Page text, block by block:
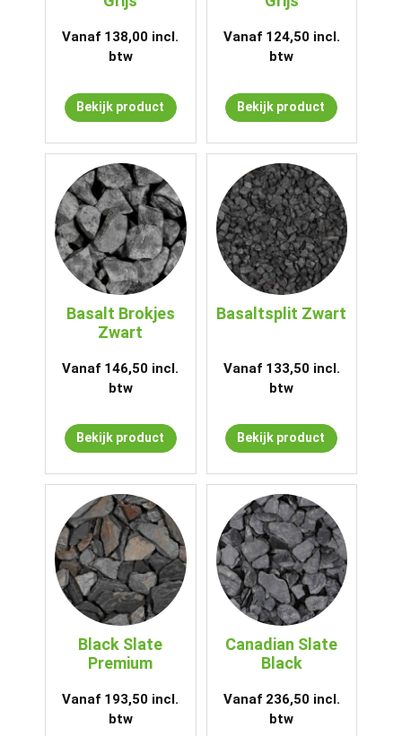
Vanaf 138,00 incl.
btw
Bekijk product
Vanaf 124,50incl.
btw
Bekijk product
Basalt Brokjes
Zwart
Vanaf 146,50 incl.
btw
Bekijk product
Basaltsplit Zwart
Vanaf 133,50incl.
btw
Bekijk product
Black Slate
Premium
Vanaf 193,50 incl.
btw
Canadian Slate
Black
Vanaf 236,50incl.
btw